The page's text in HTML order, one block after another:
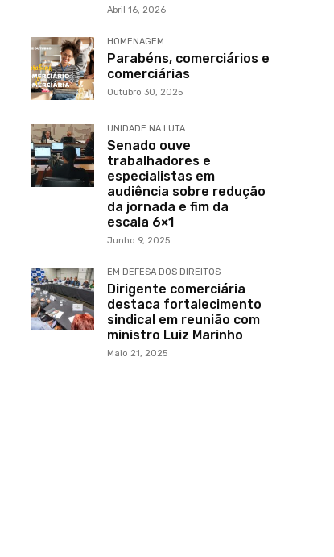
Abril 16, 2026
HOMENAGEM
Parabéns, comerciários e
comerciárias
Outubro 30, 2025
UNIDADE NA LUTA
Senado ouve
trabalhadores e
especialistas em
audiência sobre redução
da jornada e fim da
escala 6×1
Junho 9, 2025
EM DEFESA DOS DIREITOS
Dirigente comerciária
destaca fortalecimento
sindical em reunião com
ministro Luiz Marinho
Maio 21, 2025